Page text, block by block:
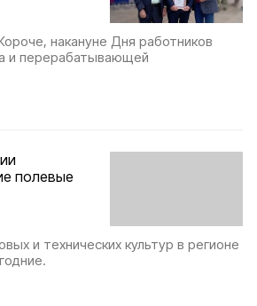
накануне Дня работников
и перерабатывающей
полевые
и технических культур в регионе